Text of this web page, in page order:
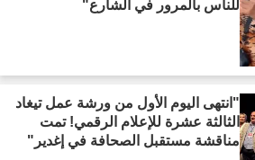
للناس بالمرور في الشارع"
"انتهى اليوم الأول من ورشة عمل تيغاد
الثالثة عشرة للإعلام الرقمي! تمت
مناقشة مستقبل الصحافة في إغدير"